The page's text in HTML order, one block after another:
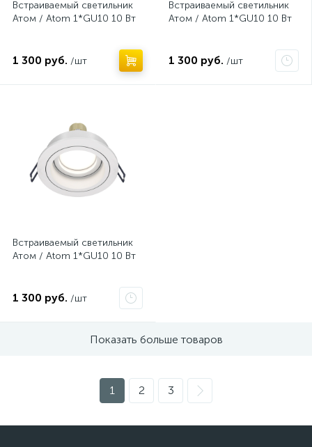
Встраиваемый светильник
Атом / Atom 1*GU10 10 Вт
1 300 руб. /шт
Встраиваемый светильник
Атом / Atom 1*GU10 10 Вт
1 300 руб. /шт
Встраиваемый светильник
Атом / Atom 1*GU10 10 Вт
1 300 руб. /шт
Показать больше товаров
1 2 3